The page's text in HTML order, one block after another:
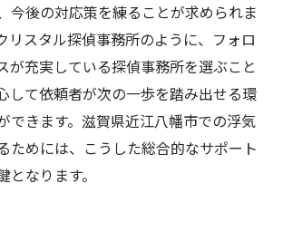
今後の対応策を練ることが求められま
リスタル探偵事務所のように、フォロ
が充実している探偵事務所を選ぶこと
して依頼者が次の一歩を踏み出せる環
できます。滋賀県近江八幡市での浮気
ためには、こうした総合的なサポート
なります。